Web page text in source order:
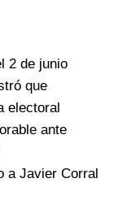
2 de junio
que
electoral
ante
a Javier Corral